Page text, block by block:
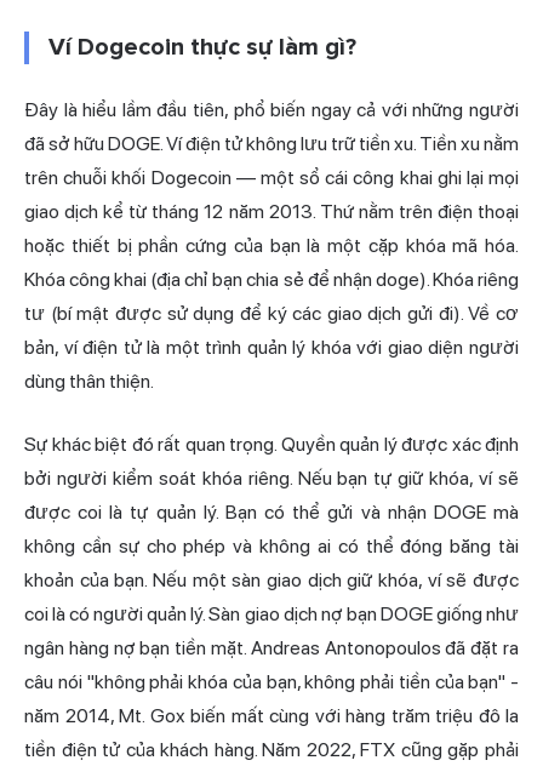
Ví Dogecoin thực sự làm gì?
Đây là hiểu lầm đầu tiên, phổ biến ngay cả với những người
đã sở hữu DOGE. Ví điện tử không lưu trữ tiền xu. Tiền xu nằm
trên chuỗi khối Dogecoin — một sổ cái công khai ghi lại mọi
giao dịch kể từ tháng 12 năm 2013. Thứ nằm trên điện thoại
hoặc thiết bị phần cứng của bạn là một cặp khóa mã hóa.
Khóa công khai (địa chỉ bạn chia sẻ để nhận doge). Khóa riêng
tư (bí mật được sử dụng để ký các giao dịch gửi đi). Về cơ
bản, ví điện tử là một trình quản lý khóa với giao diện người
dùng thân thiện.
Sự khác biệt đó rất quan trọng. Quyền quản lý được xác định
bởi người kiểm soát khóa riêng. Nếu bạn tự giữ khóa, ví sẽ
được coi là tự quản lý. Bạn có thể gửi và nhận DOGE mà
không cần sự cho phép và không ai có thể đóng băng tài
khoản của bạn. Nếu một sàn giao dịch giữ khóa, ví sẽ được
coi là có người quản lý. Sàn giao dịch nợ bạn DOGE giống như
ngân hàng nợ bạn tiền mặt. Andreas Antonopoulos đã đặt ra
câu nói "không phải khóa của bạn, không phải tiền của bạn" -
năm 2014, Mt. Gox biến mất cùng với hàng trăm triệu đô la
tiền điện tử của khách hàng. Năm 2022, FTX cũng gặp phải